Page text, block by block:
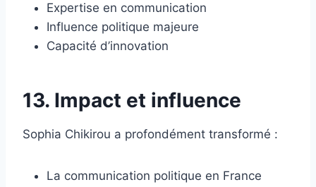
Expertise en communication
Influence politique majeure
Capacité d’innovation
13. Impact et influence
Sophia Chikirou a profondément transformé :
La communication politique en France